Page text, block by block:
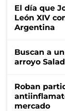
El día que
León XIV
Argentina
Buscan a
arroyo
Roban
mercado